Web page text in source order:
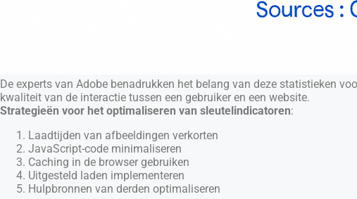
De experts van Adobe benadrukken het belang van deze statistieken
kwaliteit van de interactie tussen een gebruiker en een website.
Strategieën voor het optimaliseren van sleutelindicatoren:
Laadtijden van afbeeldingen verkorten
JavaScript-code minimaliseren
Caching in de browser gebruiken
Uitgesteld laden implementeren
Hulpbronnen van derden optimaliseren